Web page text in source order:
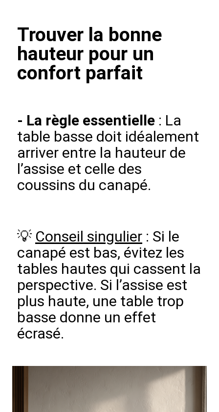
Trouver la bonne
hauteur pour un
confort parfait
- La règle essentielle : La
table basse doit idéalement
arriver entre la hauteur de
l’assise et celle des
coussins du canapé.
💡 Conseil singulier : Si le
canapé est bas, évitez les
tables hautes qui cassent la
perspective. Si l’assise est
plus haute, une table trop
basse donne un effet
écrasé.